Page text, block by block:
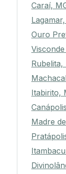
Caraí,
Ouro
Rubelita,
Itabirito,
Madre